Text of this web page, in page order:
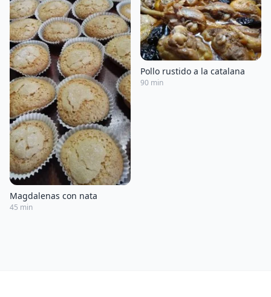
Magdalenas con nata
45 min
Pollo rustido a la catalana
90 min